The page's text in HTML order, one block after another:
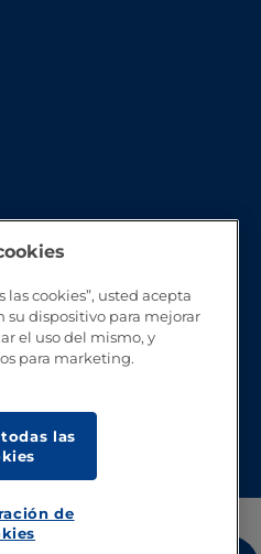
las cookies”, usted acepta
su dispositivo para mejorar
el uso del mismo, y
para marketing.
las
de